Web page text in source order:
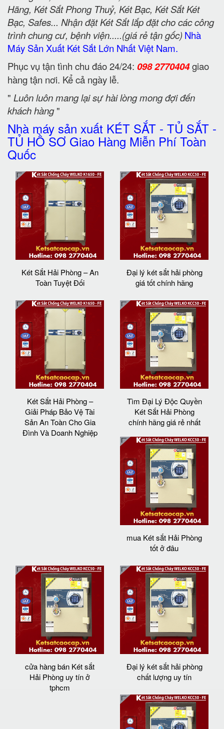
Hãng, Két Sắt Phong Thuỷ, Két Bạc, Két Sắt Két
Bạc, Safes... Nhận đặt Két Sắt lắp đặt cho các công
trình chung cư, bệnh viện.....(giá rẻ tận gốc) Nhà
Máy Sản Xuất Két Sắt Lớn Nhất Việt Nam.
Phục vụ tận tình chu đáo 24/24: 098 2770404giao
hàng tận nơi. Kể cả ngày lễ.
" Luôn luôn mang lại sự hài lòng mong đợi đến
khách hàng"
Nhà máy sản xuất KÉT SẮT - TỦ SẮT -
TỦ HỒ SƠ Giao Hàng Miễn Phí Toàn
Quốc
Két Sắt Hải Phòng – An
Toàn Tuyệt Đối
Đại lý két sắt hải phòng
giá tốt chính hãng
Két Sắt Hải Phòng –
Giải Pháp Bảo Vệ Tài
Sản An Toàn Cho Gia
Đình Và Doanh Nghiệp
Tìm Đại Lý Độc Quyền
Két Sắt Hải Phòng
chính hãng giá rẻ nhất
mua Két sắt Hải Phòng
tốt ở đâu
cửa hàng bán Két sắt
Hải Phòng uy tín ở
tphcm
Đại lý két sắt hải phòng
chất lượng uy tín